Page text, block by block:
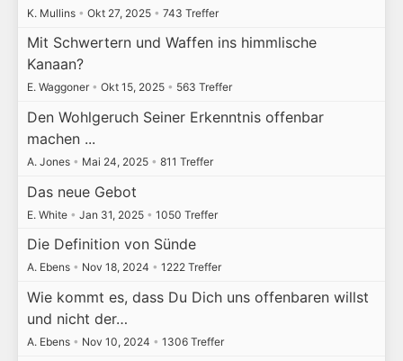
K. Mullins • Okt 27, 2025 • 743 Treffer
Mit Schwertern und Waffen ins himmlische
Kanaan?
E. Waggoner • Okt 15, 2025 • 563 Treffer
Den Wohlgeruch Seiner Erkenntnis offenbar
machen ...
A. Jones • Mai 24, 2025 • 811 Treffer
Das neue Gebot
E. White • Jan 31, 2025 • 1050 Treffer
Die Definition von Sünde
A. Ebens • Nov 18, 2024 • 1222 Treffer
Wie kommt es, dass Du Dich uns offenbaren willst
und nicht der…
A. Ebens • Nov 10, 2024 • 1306 Treffer